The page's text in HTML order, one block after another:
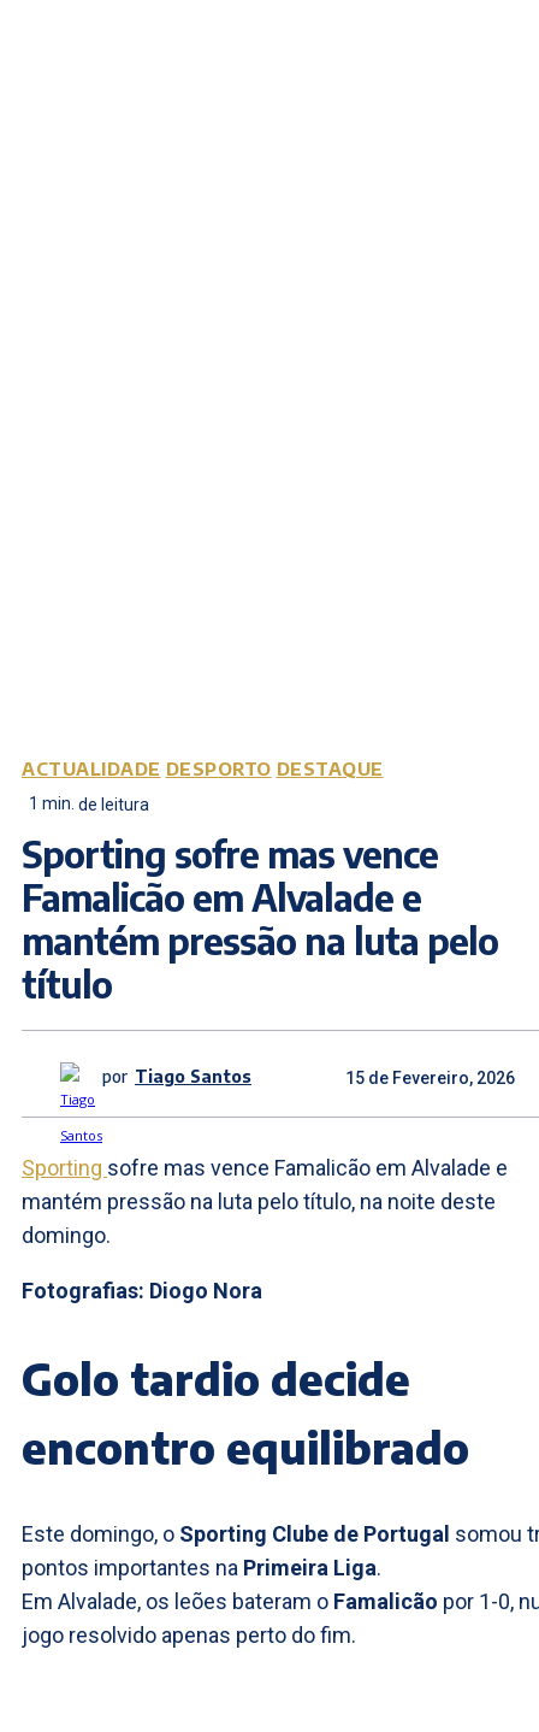
ACTUALIDADE DESPORTO DESTAQUE
1 min. de leitura
Sporting sofre mas vence
Famalicão em Alvalade e
mantém pressão na luta pelo
título
por Tiago Santos 15 de Fevereiro, 2026
Sporting sofre mas vence Famalicão em Alvalade e
mantém pressão na luta pelo título, na noite deste
domingo.
Fotografias: Diogo Nora
Golo tardio decide
encontro equilibrado
Este domingo, o Sporting Clube de Portugal somou
pontos importantes na Primeira Liga.
Em Alvalade, os leões bateram o Famalicão por 1-0,
jogo resolvido apenas perto do fim.